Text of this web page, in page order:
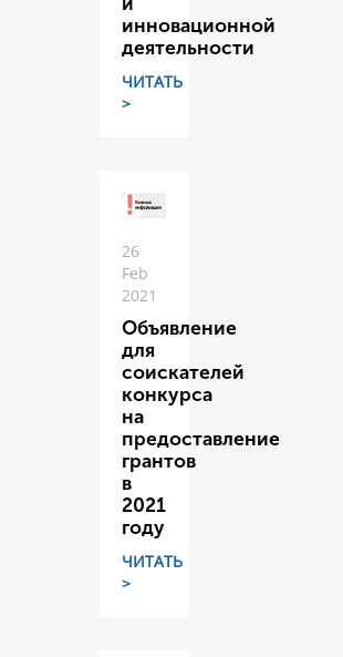
инновационной
деятельности
ЧИТАТЬ
>
26
Feb
2021
Объявление
для
соискателей
конкурса
на
предоставление
грантов
в
2021
году
ЧИТАТЬ
>